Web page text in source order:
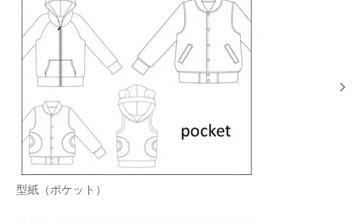
型紙（ポケット）